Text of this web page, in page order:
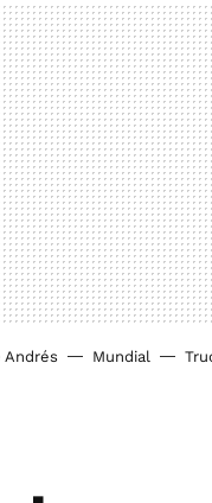
Andrés Mundial